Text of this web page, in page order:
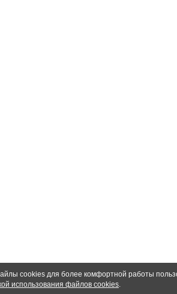
cookies для более комфортной работы
использования файлов cookies